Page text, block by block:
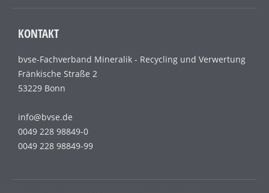
KONTAKT
bvse-Fachverband Mineralik - Recycling und Verwertung
Fränkische Straße 2
53229 Bonn
info@bvse.de
0049 228 98849-0
0049 228 98849-99